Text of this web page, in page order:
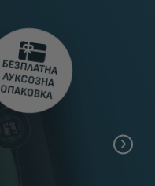
БЕЗПЛАТНА
ЛУКСОЗНА
ОПАКОВКА